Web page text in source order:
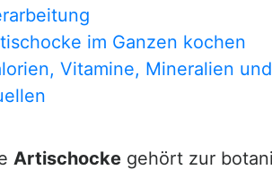
im Ganzen kochen
Vitamine, Mineralien
Artischocke gehört zur